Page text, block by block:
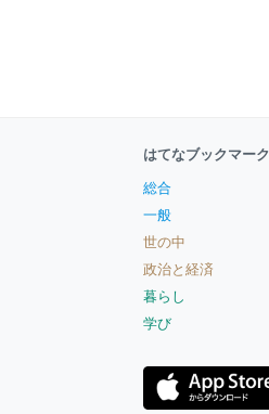
はてなブックマーク
総合
一般
世の中
政治と経済
暮らし
学び